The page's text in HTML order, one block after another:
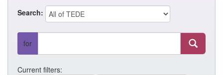
Search:
for
Current filters: